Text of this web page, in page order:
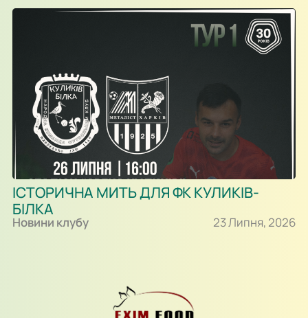
ІСТОРИЧНА МИТЬ ДЛЯ ФК КУЛИКІВ-
БІЛКА
Новини клубу 23 Липня, 2026